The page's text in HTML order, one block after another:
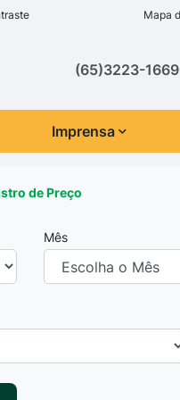
de Mapa
(65)3223-1669
Imprensa
de Preço
Mês